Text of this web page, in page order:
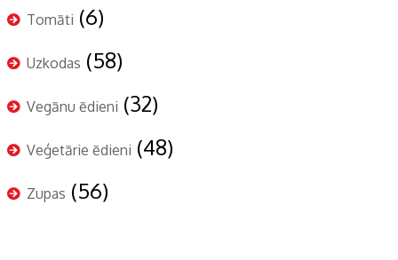
Tomāti (6)
Uzkodas (58)
Vegānu ēdieni (32)
Veģetārie ēdieni (48)
Zupas (56)